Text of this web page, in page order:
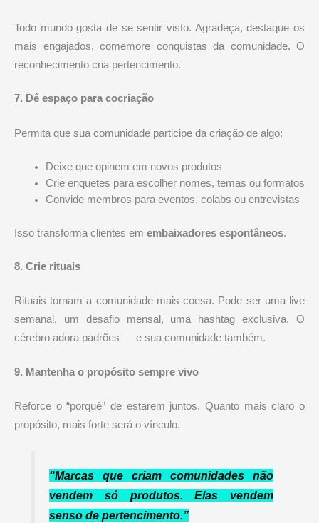
Todo mundo gosta de se sentir visto. Agradeça, destaque os
mais engajados, comemore conquistas da comunidade. O
reconhecimento cria pertencimento.
7. Dê espaço para cocriação
Permita que sua comunidade participe da criação de algo:
Deixe que opinem em novos produtos
Crie enquetes para escolher nomes, temas ou formatos
Convide membros para eventos, colabs ou entrevistas
Isso transforma clientes em embaixadores espontâneos.
8. Crie rituais
Rituais tornam a comunidade mais coesa. Pode ser uma live
semanal, um desafio mensal, uma hashtag exclusiva. O
cérebro adora padrões — e sua comunidade também.
9. Mantenha o propósito sempre vivo
Reforce o “porquê” de estarem juntos. Quanto mais claro o
propósito, mais forte será o vínculo.
“Marcas que criam comunidades não
vendem só produtos. Elas vendem
senso de pertencimento.”